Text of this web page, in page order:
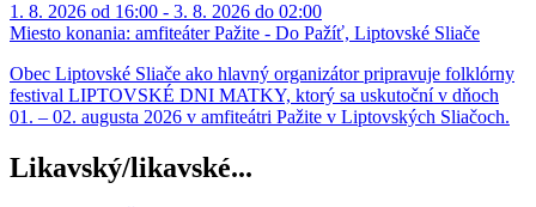
1. 8. 2026 od 16:00 - 3. 8. 2026 do 02:00
Miesto konania: amfiteáter Pažite - Do Pažíť, Liptovské Sliače
Obec Liptovské Sliače ako hlavný organizátor pripravuje folklórny
festival LIPTOVSKÉ DNI MATKY, ktorý sa uskutoční v dňoch
01. – 02. augusta 2026 v amfiteátri Pažite v Liptovských Sliačoch.
Likavský/likavské...